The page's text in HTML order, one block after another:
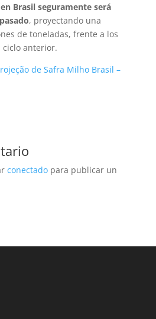
Brasil seguramente será
, proyectando una
de toneladas, frente a los
ciclo anterior.
de Safra Milho Brasil –
conectadopara publicar un